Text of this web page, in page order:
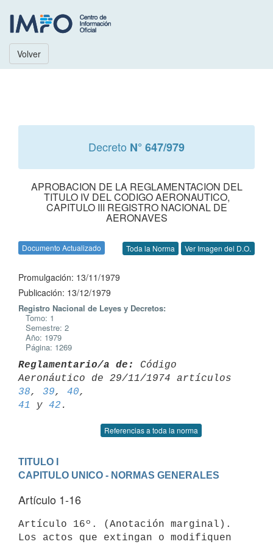
Volver
Decreto N° 647/979
APROBACION DE LA REGLAMENTACION DEL
TITULO IV DEL CODIGO AERONAUTICO,
CAPITULO III REGISTRO NACIONAL DE
AERONAVES
Documento Actualizado Toda la Norma Ver Imagen del D.O.
Promulgación: 13/11/1979
Publicación: 13/12/1979
Registro Nacional de Leyes y Decretos:
Tomo: 1
Semestre: 2
Año: 1979
Página: 1269
Reglamentario/a de:
Código
38, 39, 40
41
y 42
Referencias a toda la norma
TITULO I
CAPITULO UNICO - NORMAS GENERALES
Artículo 1-16
Artículo 16º. (Anotación marginal).
Los actos que extingan o modifiquen